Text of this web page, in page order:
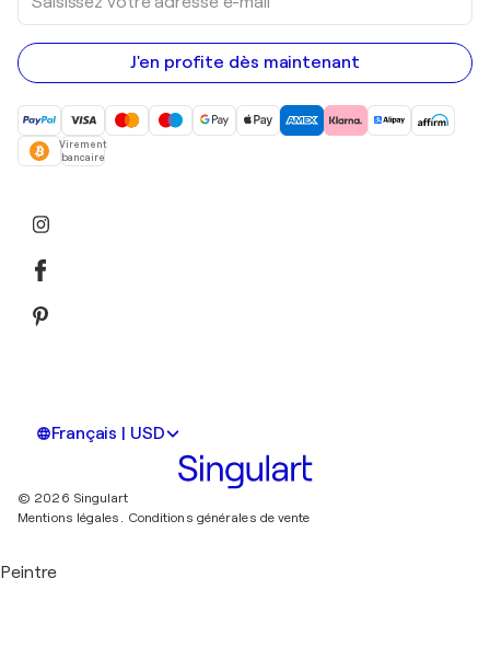
votre
adresse
e-
mail
J'en profite dès maintenant
Virement
bancaire
Français | USD
© 2026 Singulart
Mentions légales.
Conditions générales de vente
Peintre